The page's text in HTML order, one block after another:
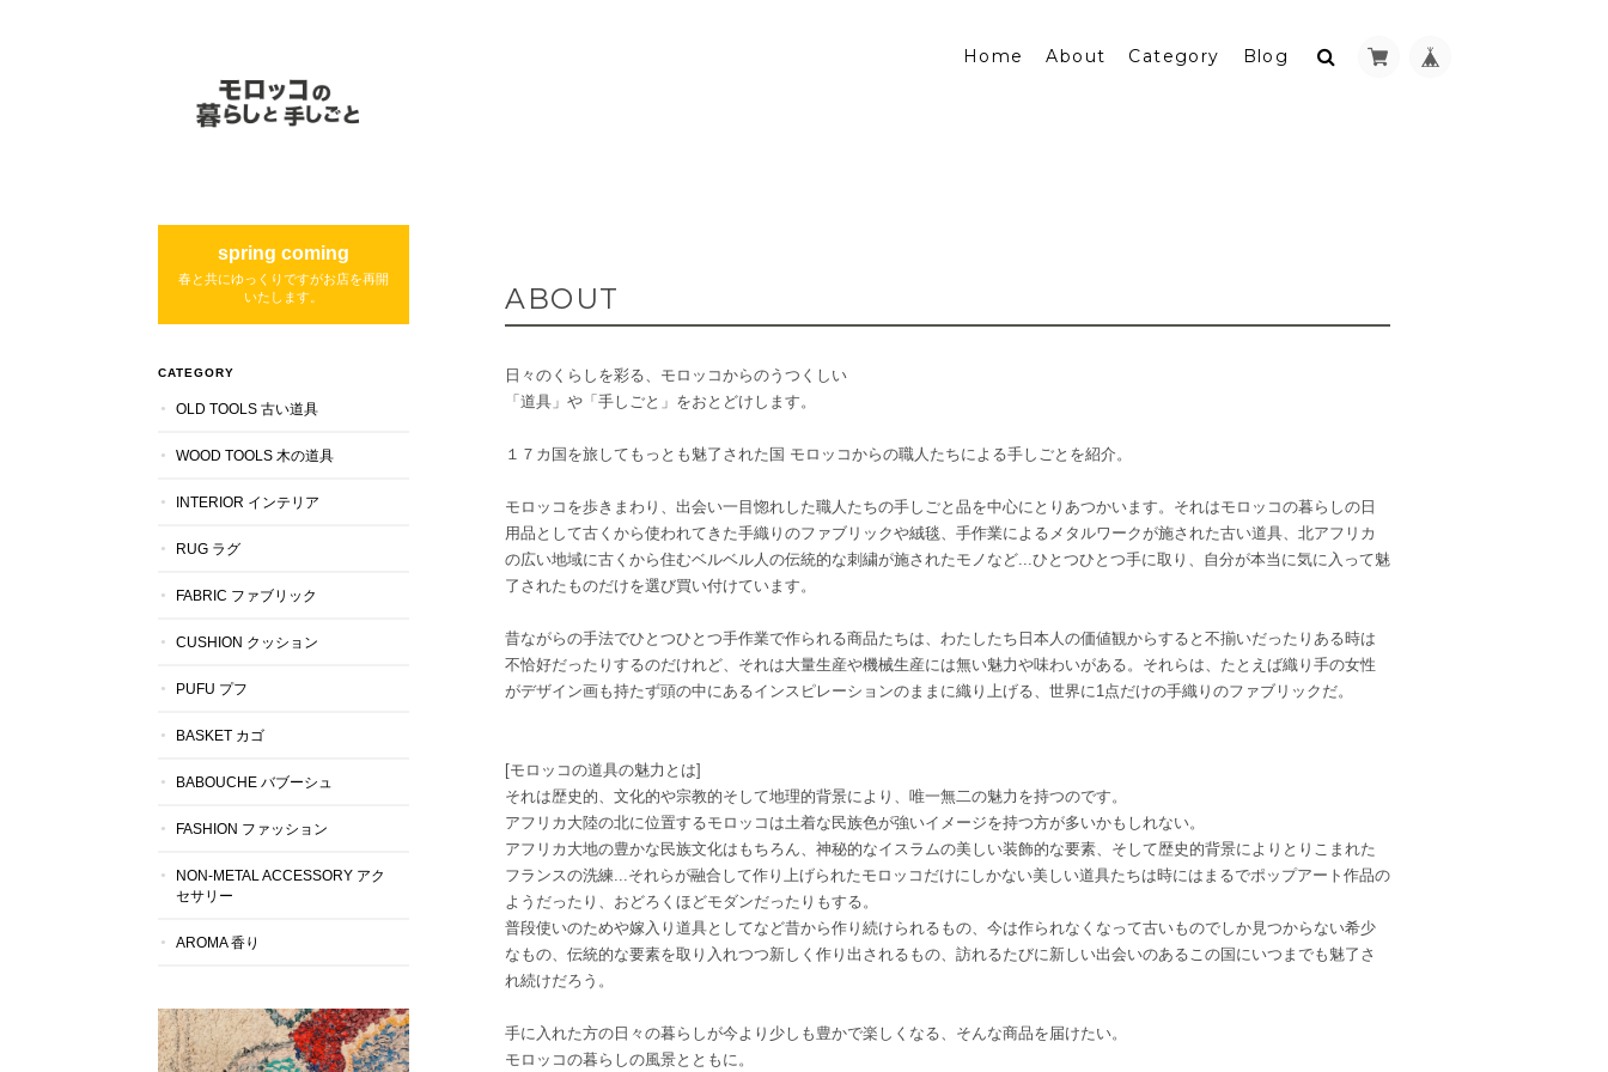
Home About Category Blog
ABOUT
日々のくらしを彩る、モロッコからのうつくしい
「道具」や「手しごと」をおとどけします。
１７カ国を旅してもっとも魅了された国 モロッコからの職人たちによる手しごとを紹介。
モロッコを歩きまわり、出会い一目惚れした職人たちの手しごと品を中心にとりあつかいます。それはモロッコの暮らしの日
用品として古くから使われてきた手織りのファブリックや絨毯、手作業によるメタルワークが施された古い道具、北アフリカ
の広い地域に古くから住むベルベル人の伝統的な刺繍が施されたモノなど...ひとつひとつ手に取り、自分が本当に気に入って魅
了されたものだけを選び買い付けています。
昔ながらの手法でひとつひとつ手作業で作られる商品たちは、わたしたち日本人の価値観からすると不揃いだったりある時は
不恰好だったりするのだけれど、それは大量生産や機械生産には無い魅力や味わいがある。それらは、たとえば織り手の女性
がデザイン画も持たず頭の中にあるインスピレーションのままに織り上げる、世界に1点だけの手織りのファブリックだ。
[モロッコの道具の魅力とは]
それは歴史的、文化的や宗教的そして地理的背景により、唯一無二の魅力を持つのです。
アフリカ大陸の北に位置するモロッコは土着な民族色が強いイメージを持つ方が多いかもしれない。
アフリカ大地の豊かな民族文化はもちろん、神秘的なイスラムの美しい装飾的な要素、そして歴史的背景によりとりこまれた
フランスの洗練...それらが融合して作り上げられたモロッコだけにしかない美しい道具たちは時にはまるでポップアート作品の
ようだったり、おどろくほどモダンだったりもする。
普段使いのためや嫁入り道具としてなど昔から作り続けられるもの、今は作られなくなって古いものでしか見つからない希少
なもの、伝統的な要素を取り入れつつ新しく作り出されるもの、訪れるたびに新しい出会いのあるこの国にいつまでも魅了さ
れ続けだろう。
手に入れた方の日々の暮らしが今より少しも豊かで楽しくなる、そんな商品を届けたい。
モロッコの暮らしの風景とともに。
spring coming
春と共にゆっくりですがお店を再開
いたします。
CATEGORY
OLD TOOLS 古い道具
WOOD TOOLS 木の道具
INTERIOR インテリア
RUG ラグ
FABRIC ファブリック
CUSHION クッション
PUFU プフ
BASKET カゴ
BABOUCHE バブーシュ
FASHION ファッション
NON-METAL ACCESSORY アク
セサリー
AROMA 香り